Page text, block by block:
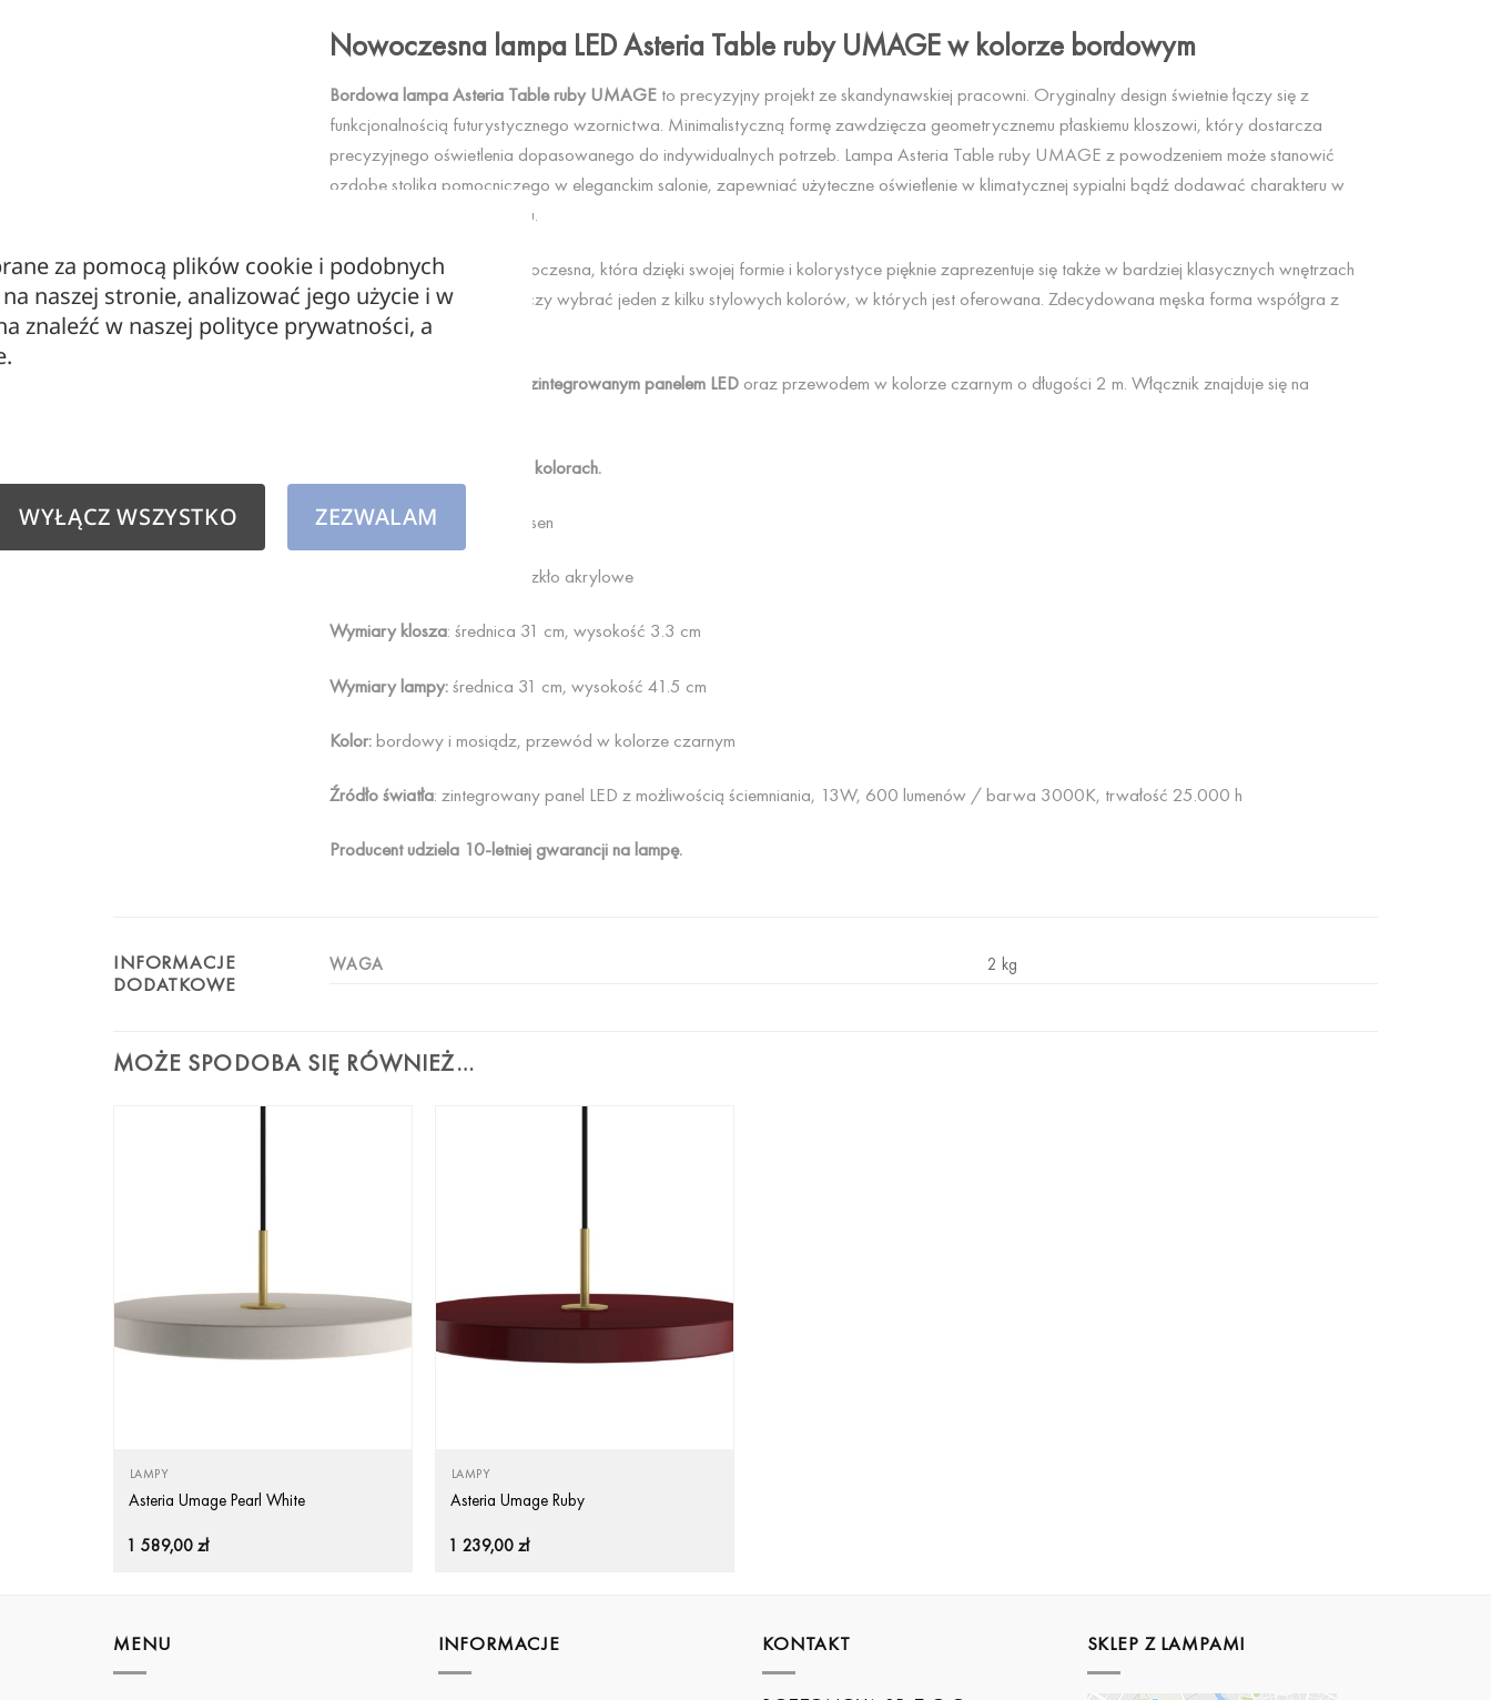
Nowoczesna lampa LED Asteria Table ruby UMAGE w kolorze bordowym
Bordowa lampa Asteria Table ruby UMAGE to precyzyjny projekt ze skandynawskiej pracowni. Oryginalny design świetnie łączy się z
funkcjonalnością futurystycznego wzornictwa. Minimalistyczną formę zawdzięcza geometrycznemu płaskiemu kloszowi, który dostarcza
precyzyjnego oświetlenia dopasowanego do indywidualnych potrzeb. Lampa Asteria Table ruby UMAGE z powodzeniem może stanowić
ozdobę stolika pomocniczego w eleganckim salonie, zapewniać użyteczne oświetlenie w klimatycznej sypialni bądź dodawać charakteru w
biurze na drewnianym biurku.
Asteria Table to lampa nowoczesna, która dzięki swojej formie i kolorystyce pięknie zaprezentuje się także w bardziej klasycznych wnętrzach
czy stylistyce retro. Wystarczy wybrać jeden z kilku stylowych kolorów, w których jest oferowana. Zdecydowana męska forma współgra z
kobiecymi detalami.
Lampa dostarczana jest ze zintegrowanym panelem LED oraz przewodem w kolorze czarnym o długości 2 m. Włącznik znajduje się na
dostępna jest w kilku kolorach.
Projekt:Søren Ravn Christensen
aluminium, metal, szkło akrylowe
Wymiary klosza: średnica 31 cm, wysokość 3.3 cm
Wymiary lampy:średnica 31 cm, wysokość 41.5 cm
Kolor:bordowy i mosiądz, przewód w kolorze czarnym
Źródło światła: zintegrowany panel LED z możliwością ściemniania, 13W, 600 lumenów / barwa 3000K, trwałość 25.000 h
Producent udziela 10-letniej gwarancji na lampę.
INFORMACJE
DODATKOWE
WAGA 2 kg
MOŻE SPODOBA SIĘ RÓWNIEŻ…
LAMPY
Asteria Umage Pearl White
1 589,00 zł
LAMPY
Asteria Umage Ruby
1 239,00 zł
MENU INFORMACJE KONTAKT SKLEP Z LAMPAMI
za pomocą plików cookie i podobnych
naszej stronie, analizować jego użycie i w
znaleźć w naszej polityce prywatności, a
WYŁĄCZ WSZYSTKO ZEZWALAM